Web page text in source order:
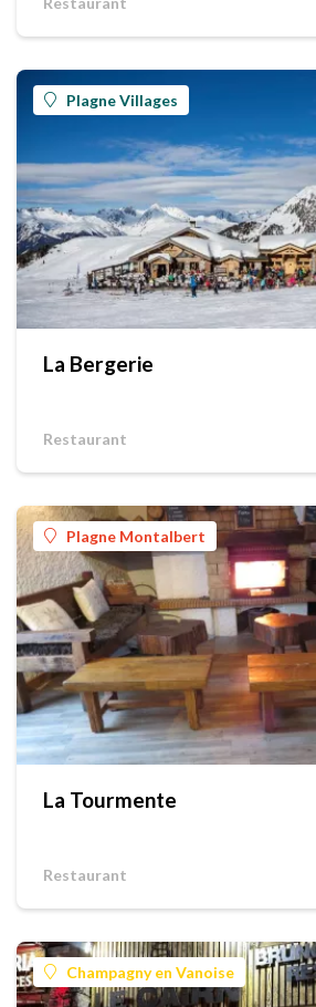
Plagne Villages
La Bergerie
Restaurant
Plagne Montalbert
La Tourmente
Restaurant
Champagny en Vanoise